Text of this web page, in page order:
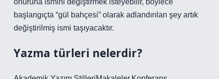
onuruna ismini değiştirmek isteyebilir, böylece
başlangıçta “gül bahçesi” olarak adlandırılan şey artık
değiştirilmiş ismi taşıyacaktır.
Yazma türleri nelerdir?